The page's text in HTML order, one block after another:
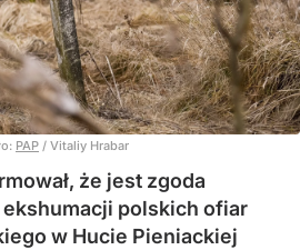
PAP / Vitaliy Hrabar
że jest zgoda
polskich ofiar
w Hucie Pieniackiej